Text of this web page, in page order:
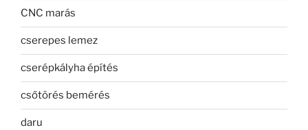
CNC marás
cserepes lemez
cserépkályha építés
csőtörés bemérés
daru